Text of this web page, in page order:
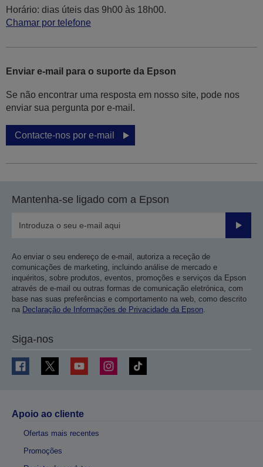
Horário: dias úteis das 9h00 às 18h00.
Chamar por telefone
Enviar e-mail para o suporte da Epson
Se não encontrar uma resposta em nosso site, pode nos
enviar sua pergunta por e-mail.
Contacte-nos por e-mail
Mantenha-se ligado com a Epson
Enviar
Ao enviar o seu endereço de e-mail, autoriza a receção de
comunicações de marketing, incluindo análise de mercado e
inquéritos, sobre produtos, eventos, promoções e serviços da Epson
através de e-mail ou outras formas de comunicação eletrónica, com
base nas suas preferências e comportamento na web, como descrito
na Declaração de Informações de Privacidade da Epson.
Siga-nos
Apoio ao cliente
Ofertas mais recentes
Promoções